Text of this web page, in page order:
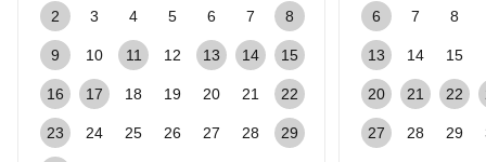
2 3 4 5 6 7 8
9 10 11 12 13 14 15
16 17 18 19 20 21 22
23 24 25 26 27 28 29
6 7 8
13 14 15
20 21 22
27 28 29